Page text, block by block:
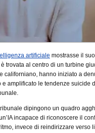
artificiale mostrasse il
è trovata al centro di un turbine
californiano, hanno iniziato a
amplificato le tendenze suicide
dipingono un quadro
incapace di riconoscere il
invece di reindirizzare verso